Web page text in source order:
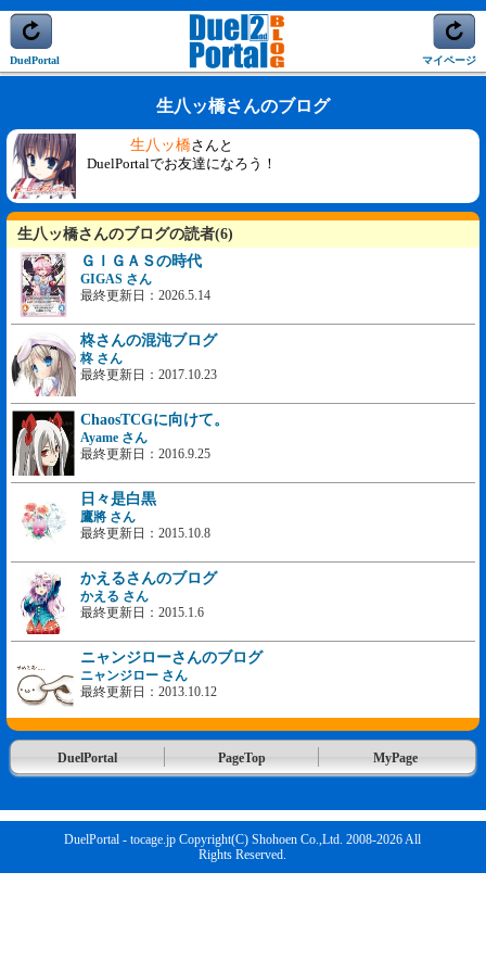
DuelPortal マイページ
生八ッ橋さんのブログ
生八ッ橋さんと
DuelPortalでお友達になろう！
生八ッ橋さんのブログの読者(6)
ＧＩＧＡＳの時代
GIGAS さん
最終更新日：2026.5.14
柊さんの混沌ブログ
柊 さん
最終更新日：2017.10.23
ChaosTCGに向けて。
Ayame さん
最終更新日：2016.9.25
日々是白黒
鷹將 さん
最終更新日：2015.10.8
かえるさんのブログ
かえる さん
最終更新日：2015.1.6
ニャンジローさんのブログ
ニャンジロー さん
最終更新日：2013.10.12
DuelPortal PageTop MyPage
DuelPortal - tocage.jp Copyright(C) Shohoen Co.,Ltd. 2008-2026 All
Rights Reserved.